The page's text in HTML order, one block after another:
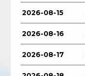
2026-08-15
2026-08-16
2026-08-17